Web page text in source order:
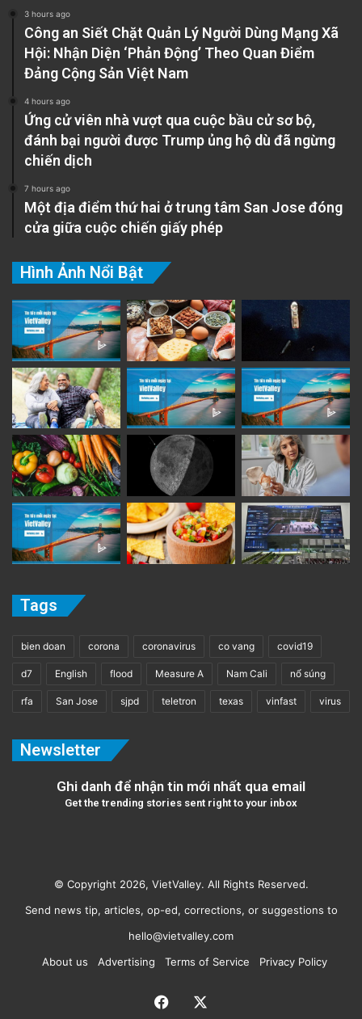
3 hours ago
Công an Siết Chặt Quản Lý Người Dùng Mạng Xã
Hội: Nhận Diện ‘Phản Động’ Theo Quan Điểm
Đảng Cộng Sản Việt Nam
4 hours ago
Ứng cử viên nhà vượt qua cuộc bầu cử sơ bộ,
đánh bại người được Trump ủng hộ dù đã ngừng
chiến dịch
7 hours ago
Một địa điểm thứ hai ở trung tâm San Jose đóng
cửa giữa cuộc chiến giấy phép
Hình Ảnh Nổi Bật
Tags
bien doan corona coronavirus co vang covid19
d7 English flood Measure A Nam Cali nổ súng
rfa San Jose sjpd teletron texas vinfast virus
Newsletter
Ghi danh để nhận tin mới nhất qua email
Get the trending stories sent right to your inbox
© Copyright 2026, VietValley. All Rights Reserved.
Send news tip, articles, op-ed, corrections, or suggestions to
hello@vietvalley.com
About us
Advertising Terms of Service Privacy Policy
Facebook